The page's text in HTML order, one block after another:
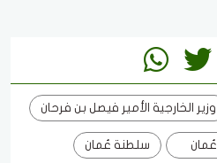
وزير الخارجية الأمير فيصل بن فرحان
عُمان سلطنة عُمان